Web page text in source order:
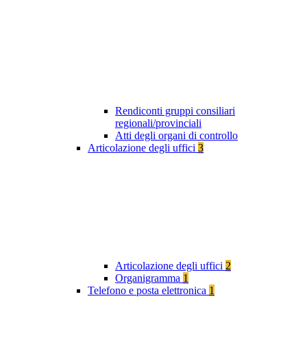
Rendiconti gruppi consiliari
regionali/provinciali
Atti degli organi di controllo
Articolazione degli uffici 3
Articolazione degli uffici 2
Organigramma 1
Telefono e posta elettronica 1